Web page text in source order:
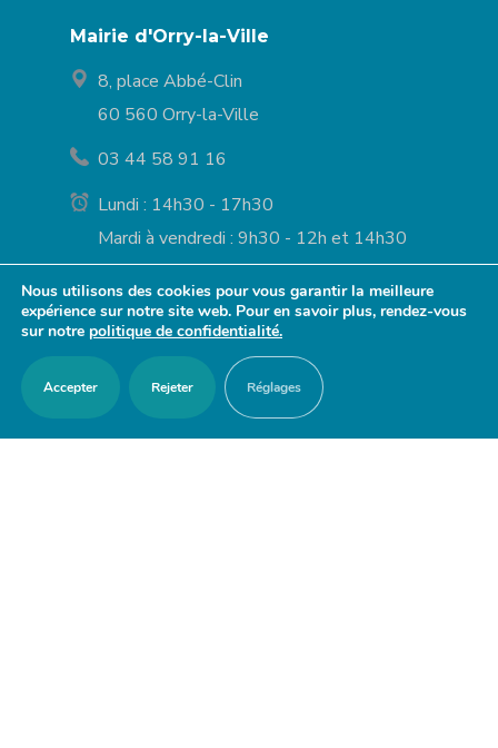
Mairie d'Orry-la-Ville
8, place Abbé-Clin
60 560 Orry-la-Ville
03 44 58 91 16
Lundi : 14h30 - 17h30
Mardi à vendredi : 9h30 - 12h et 14h30
- 17h30
Samedi : 9h30 - 12h
Nous utilisons des cookies pour vous garantir la meilleure
expérience sur notre site web. Pour en savoir plus, rendez-vous
sur notre politique de confidentialité.
Accepter Rejeter Réglages